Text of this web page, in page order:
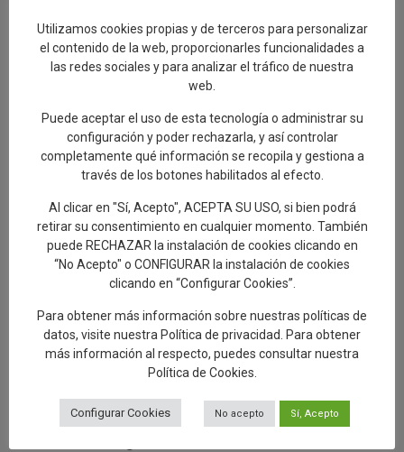
que une cerámica y literatura
2.08.2026
Delgado destaca la unión entre la cerámica
y la tauromaquia con la presentación de un
capote único pintado por Cristina Ceca
1.08.2026
murales cerámicos con obras literarias que
hacen referencia a Talavera
30.07.2026
Talavera de la Reina, a New Paradigm
29.07.2026
Éxito de participación en la segunda ruta
de las Santas Alfareras
Artesanía avanza “El Viaje del Barro.
Utilizamos cookies propias y de terceros para personalizar
el contenido de la web, proporcionarles funcionalidades a
las redes sociales y para analizar el tráfico de nuestra
web.
Puede aceptar el uso de esta tecnología o administrar su
configuración y poder rechazarla, y así controlar
completamente qué información se recopila y gestiona a
través de los botones habilitados al efecto.
Al clicar en "Sí, Acepto", ACEPTA SU USO, si bien podrá
retirar su consentimiento en cualquier momento. También
puede RECHAZAR la instalación de cookies clicando en
“No Acepto" o CONFIGURAR la instalación de cookies
clicando en “Configurar Cookies”.
Para obtener más información sobre nuestras políticas de
datos, visite nuestra Política de privacidad
. Para obtener
más información al respecto, puedes consultar nuestra
Política de Cookies
Configurar Cookies No acepto Sí, Acepto